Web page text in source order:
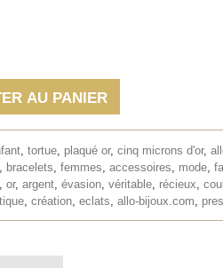
AU PANIER
, tortue, plaqué or, cinq microns d'or,
, bracelets, femmes, accessoires, mode,
, or, argent, évasion, véritable, récieux,
, création, eclats, allo-bijoux.com,